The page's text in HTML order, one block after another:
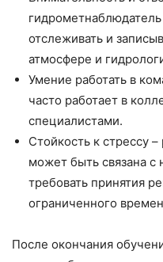
отслеживать и
атмосфере и
Умение работать в
часто работает в
специалистами.
Стойкость к стрессу
может быть связана
требовать принятия
ограниченного
После окончания